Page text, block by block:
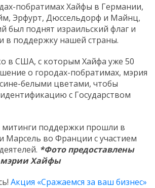
побратимах Хайфы в Германии,
Эрфурт, Дюссельдорф и Майнц,
был поднят израильский флаг и
в поддержку нашей страны.
в США, с которым Хайфа уже 50
о городах-побратимах, мэрия
белыми цветами, чтобы
с Государством
поддержки прошли в
Марсель во Франции с участием
*Фото предоставлены
мэрии Хайфы
Акция «Сражаемся за ваш бизнес»